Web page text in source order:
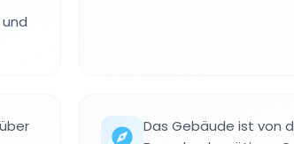
Das Gebäude ist von